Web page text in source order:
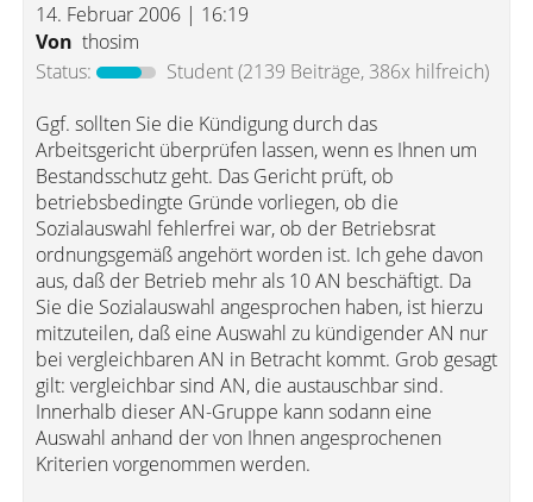
14. Februar 2006 | 16:19
Von thosim
Status:
Student(2139 Beiträge, 386x hilfreich)
Ggf. sollten Sie die Kündigung durch das
Arbeitsgericht überprüfen lassen, wenn es Ihnen um
Bestandsschutz geht. Das Gericht prüft, ob
betriebsbedingte Gründe vorliegen, ob die
Sozialauswahl fehlerfrei war, ob der Betriebsrat
ordnungsgemäß angehört worden ist. Ich gehe davon
aus, daß der Betrieb mehr als 10 AN beschäftigt. Da
Sie die Sozialauswahl angesprochen haben, ist hierzu
mitzuteilen, daß eine Auswahl zu kündigender AN nur
bei vergleichbaren AN in Betracht kommt. Grob gesagt
gilt: vergleichbar sind AN, die austauschbar sind.
Innerhalb dieser AN-Gruppe kann sodann eine
Auswahl anhand der von Ihnen angesprochenen
Kriterien vorgenommen werden.